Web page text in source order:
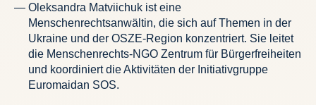
Oleksandra Matviichuk ist eine
Menschenrechtsanwältin, die sich auf Themen in der
Ukraine und der OSZE-Region konzentriert. Sie leitet
die Menschenrechts-NGO Zentrum für Bürgerfreiheiten
und koordiniert die Aktivitäten der Initiativgruppe
Euromaidan SOS.